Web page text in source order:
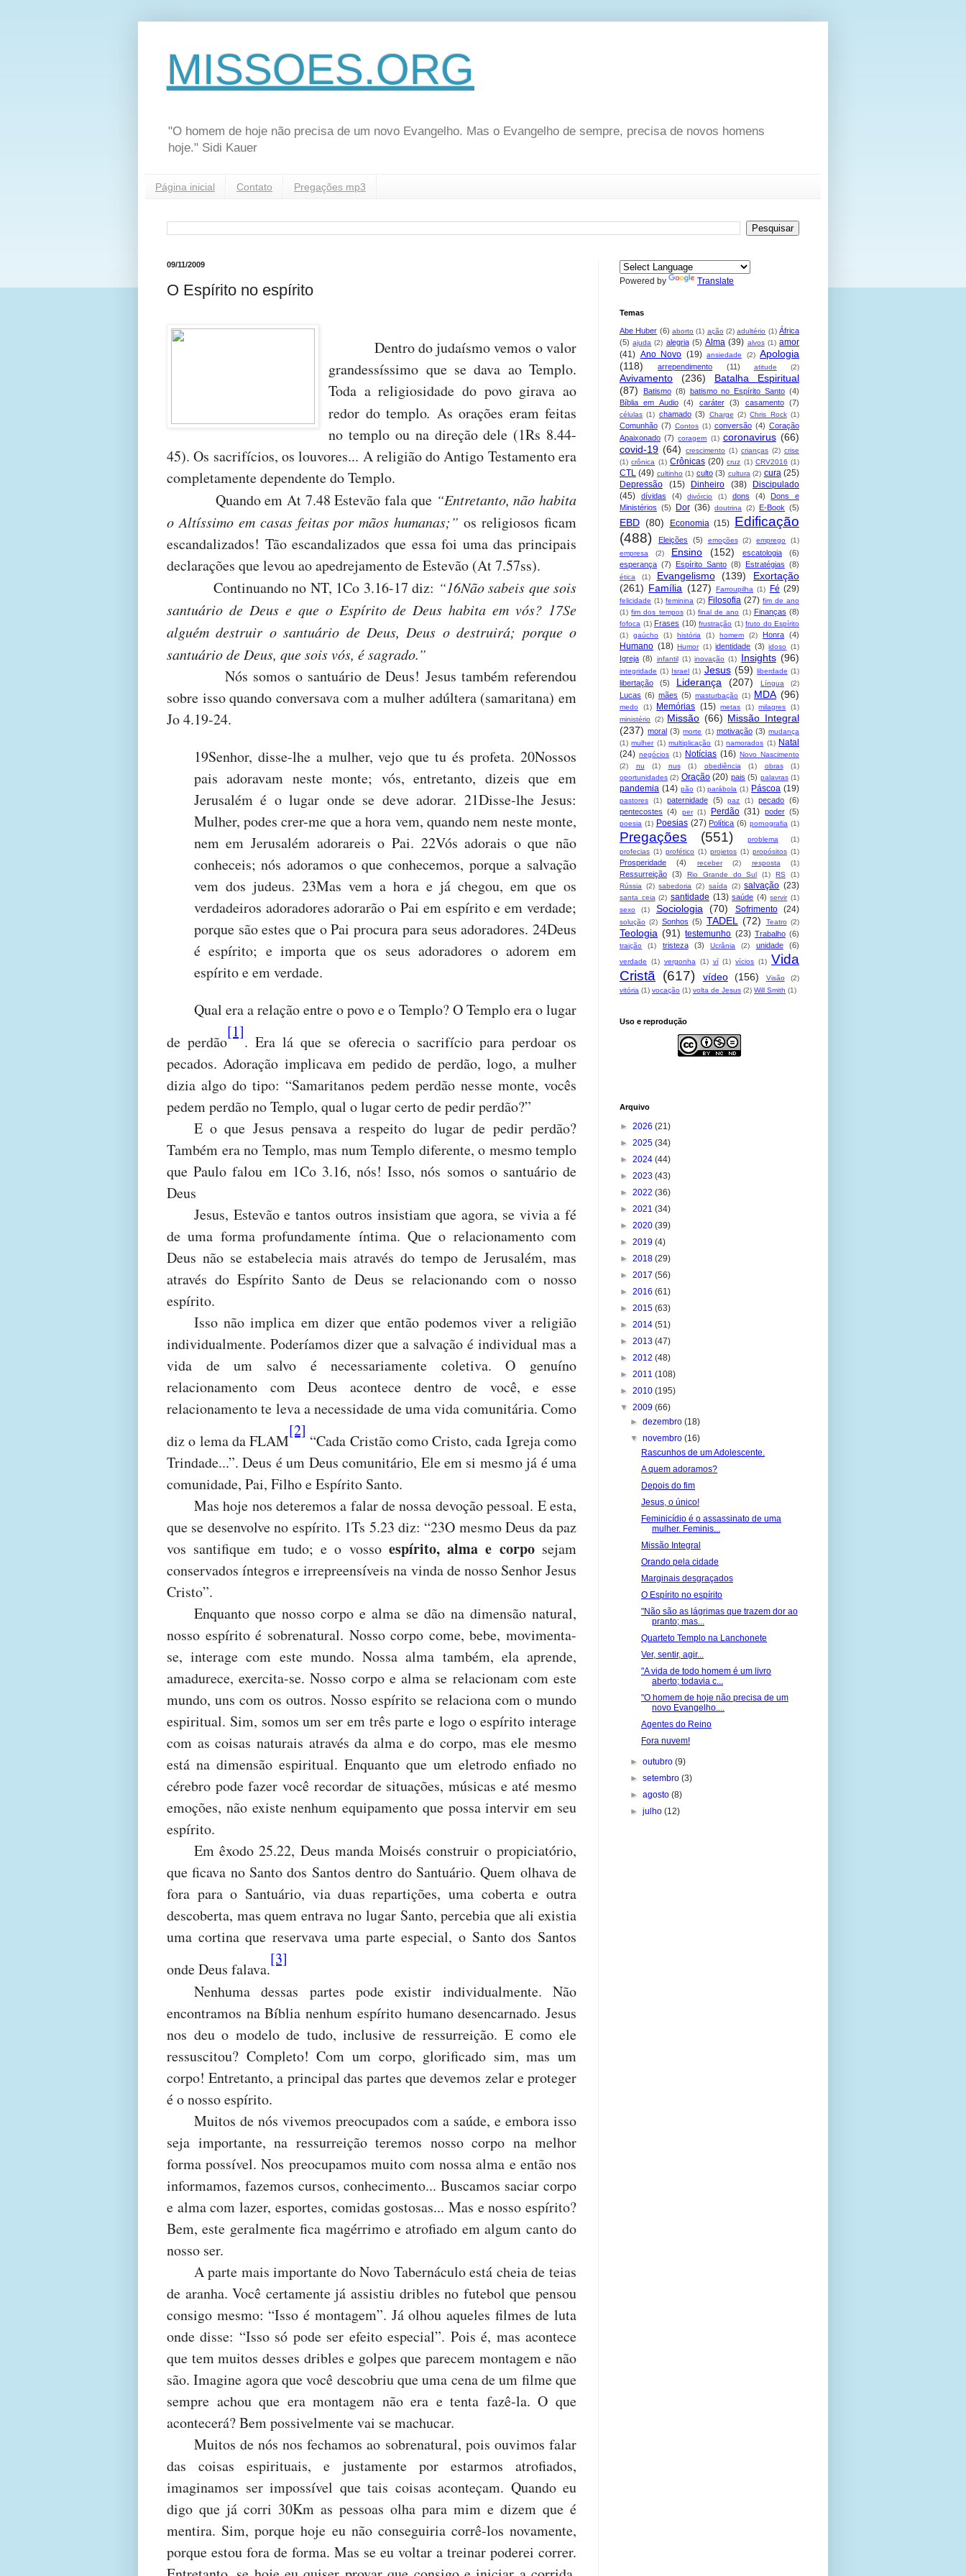
MISSOES.ORG
"O homem de hoje não precisa de um novo Evangelho. Mas o Evangelho de sempre, precisa de novos homens
hoje." Sidi Kauer
Página inicial Contato Pregações mp3
09/11/2009
O Espírito no espírito
Dentro do judaísmo vemos o valor
grandessíssimo que se dava ao Templo.
Toda a religiosidade do povo girava ao
redor do templo. As orações eram feitas
no templo ou na direção dele (1Rs 8.44-
45). Os sacrifícios, os louvores... A religião do Antigo Testamento era
completamente dependente do Templo.
Quando em At 7.48 Estevão fala que “Entretanto, não habita
o Altíssimo em casas feitas por mãos humanas;” os religiosos ficam
escandalizados! Tão escandalizados que essa foi uma das principais
declarações que levou ao apedrejamento de Estevão (At 7.57ss).
Continuando no NT, 1Co 3.16-17 diz: “16Não sabeis que sois
santuário de Deus e que o Espírito de Deus habita em vós? 17Se
alguém destruir o santuário de Deus, Deus o destruirá; porque o
santuário de Deus, que sois vós, é sagrado.”
Nós somos o santuário de Deus! Jesus também referendou
sobre isso quando conversava com a mulher adúltera (samaritana) em
Jo 4.19-24.
19Senhor, disse-lhe a mulher, vejo que tu és profeta. 20Nossos
pais adoravam neste monte; vós, entretanto, dizeis que em
Jerusalém é o lugar onde se deve adorar. 21Disse-lhe Jesus:
Mulher, podes crer-me que a hora vem, quando nem neste monte,
nem em Jerusalém adorareis o Pai. 22Vós adorais o que não
conheceis; nós adoramos o que conhecemos, porque a salvação
vem dos judeus. 23Mas vem a hora e já chegou, em que os
verdadeiros adoradores adorarão o Pai em espírito e em verdade;
porque são estes que o Pai procura para seus adoradores. 24Deus
é espírito; e importa que os seus adoradores o adorem em
espírito e em verdade.
Qual era a relação entre o povo e o Templo? O Templo era o lugar
de perdão
[1]
. Era lá que se oferecia o sacrifício para perdoar os
pecados. Adoração implicava em pedido de perdão, logo, a mulher
dizia algo do tipo: “Samaritanos pedem perdão nesse monte, vocês
pedem perdão no Templo, qual o lugar certo de pedir perdão?”
E o que Jesus pensava a respeito do lugar de pedir perdão?
Também era no Templo, mas num Templo diferente, o mesmo templo
que Paulo falou em 1Co 3.16, nós! Isso, nós somos o santuário de
Deus
Jesus, Estevão e tantos outros insistiam que agora, se vivia a fé
de uma forma profundamente íntima. Que o relacionamento com
Deus não se estabelecia mais através do tempo de Jerusalém, mas
através do Espírito Santo de Deus se relacionando com o nosso
espírito.
Isso não implica em dizer que então podemos viver a religião
individualmente. Poderíamos dizer que a salvação é individual mas a
vida de um salvo é necessariamente coletiva. O genuíno
relacionamento com Deus acontece dentro de você, e esse
relacionamento te leva a necessidade de uma vida comunitária. Como
diz o lema da FLAM
[2]
“Cada Cristão como Cristo, cada Igreja como
Trindade...”. Deus é um Deus comunitário, Ele em si mesmo já é uma
comunidade, Pai, Filho e Espírito Santo.
Mas hoje nos deteremos a falar de nossa devoção pessoal. E esta,
que se desenvolve no espírito. 1Ts 5.23 diz: “23O mesmo Deus da paz
vos santifique em tudo; e o vosso espírito, alma e corposejam
conservados íntegros e irrepreensíveis na vinda de nosso Senhor Jesus
Cristo”.
Enquanto que nosso corpo e alma se dão na dimensão natural,
nosso espírito é sobrenatural. Nosso corpo come, bebe, movimenta-
se, interage com este mundo. Nossa alma também, ela aprende,
amadurece, exercita-se. Nosso corpo e alma se relacionam com este
mundo, uns com os outros. Nosso espírito se relaciona com o mundo
espiritual. Sim, somos um ser em três parte e logo o espírito interage
com as coisas naturais através da alma e do corpo, mas ele mesmo
está na dimensão espiritual. Enquanto que um eletrodo enfiado no
cérebro pode fazer você recordar de situações, músicas e até mesmo
emoções, não existe nenhum equipamento que possa intervir em seu
espírito.
Em êxodo 25.22, Deus manda Moisés construir o propiciatório,
que ficava no Santo dos Santos dentro do Santuário. Quem olhava de
fora para o Santuário, via duas repartições, uma coberta e outra
descoberta, mas quem entrava no lugar Santo, percebia que ali existia
uma cortina que reservava uma parte especial, o Santo dos Santos
onde Deus falava.
[3]
Nenhuma dessas partes pode existir individualmente. Não
encontramos na Bíblia nenhum espírito humano desencarnado. Jesus
nos deu o modelo de tudo, inclusive de ressurreição. E como ele
ressuscitou? Completo! Com um corpo, glorificado sim, mas um
corpo! Entretanto, a principal das partes que devemos zelar e proteger
é o nosso espírito.
Muitos de nós vivemos preocupados com a saúde, e embora isso
seja importante, na ressurreição teremos nosso corpo na melhor
forma possível. Nos preocupamos muito com nossa alma e então nos
informamos, fazemos cursos, conhecimento... Buscamos saciar corpo
e alma com lazer, esportes, comidas gostosas... Mas e nosso espírito?
Bem, este geralmente fica magérrimo e atrofiado em algum canto do
nosso ser.
A parte mais importante do Novo Tabernáculo está cheia de teias
de aranha. Você certamente já assistiu dribles no futebol que pensou
consigo mesmo: “Isso é montagem”. Já olhou aqueles filmes de luta
onde disse: “Isso só pode ser efeito especial”. Pois é, mas acontece
que tem muitos desses dribles e golpes que parecem montagem e não
são. Imagine agora que você descobriu que uma cena de um filme que
sempre achou que era montagem não era e tenta fazê-la. O que
acontecerá? Bem possivelmente vai se machucar.
Muitos de nós nos fechamos ao sobrenatural, pois ouvimos falar
das coisas espirituais, e justamente por estarmos atrofiados,
imaginamos ser impossível que tais coisas aconteçam. Quando eu
digo que já corri 30Km as pessoas olha para mim e dizem que é
mentira. Sim, porque hoje eu não conseguiria corrê-los novamente,
porque estou fora de forma. Mas se eu voltar a treinar poderei correr.
Powered by Translate
Temas
Abe Huber (6) aborto (1) ação (2) adultério (1) África
(5) ajuda (2) alegria (5) Alma (39) alvos (1) amor
(41) Ano Novo (19) ansiedade (2) Apologia
(118)
arrependimento (11) atitude (2)
Avivamento (236)
Batalha Espiritual
(87)
Batismo (8) batismo no Espírito Santo (4)
Bíblia em Audio
(4) caráter (3) casamento (7)
células (1) chamado (3) Charge (2) Chris Rock (1)
Comunhão (7) Contos (1) conversão (4) Coração
Apaixonado (7) coragem (1) coronavirus (66)
covid-19 (64) crescimento (1) crianças (2) crise
(1) crônica (1) Crônicas (20) cruz (1) CRV2016 (1)
CTL (49) cultinho (1) culto (3) cultura (2) cura (25)
Depressão
(15) Dinheiro (38)
Discipulado
(45)
dívidas (4) divórcio (1) dons (4)
Dons e
Ministérios (5) Dor (36) doutrina (2) E-Book (5)
EBD (80) Economia (15) Edificação
(488)
Eleições (5) emoções (2) emprego
(1)
empresa
(2) Ensino (152) escatologia
(6)
esperança (7) Espírito Santo (8) Estratégias (8)
ética (1) Evangelismo (139)
Exortação
(261) Família (127) Farroupilha (1) Fé (29)
felicidade (1) feminina (2) Filosofia (27) fim de ano
(1) fim dos tempos (1) final de ano (1) Finanças (8)
fofoca (1) Frases (10) frustração (1) fruto do Espírito
(1)
gaúcho (1) história (1) homem (2) Honra (4)
Humano (18) Humor (1) identidade (3) idoso (1)
Igreja (8) infantil (1) inovação (1) Insights (96)
integridade (1) Israel (1) Jesus (59) liberdade (1)
libertação (5) Liderança (207) Língua (2)
Lucas (6) mães (5) masturbação (1) MDA (96)
medo (1) Memórias (15) metas (1) milagres
(1)
ministério
(2) Missão (66) Missão Integral
(237) moral (3) morte (1) motivação (3) mudança
(1) mulher (1) multiplicação (1) namorados (1) Natal
(24) negócios (1) Notícias (16) Novo Nascimento
(2)
nu (1) nus (1) obediência (1) obras
(1)
oportunidades (2) Oração (20) pais (5) palavras (1)
pandemia (14) pão (1) parábola (1) Páscoa (19)
pastores (1) paternidade (5) paz (1) pecado (6)
pentecostes
(4) per (1) Perdão (31) poder (5)
poesia (1) Poesias (27) Política (6) pornografia (1)
Pregações (551) problema
(1)
profecias (1) profético (1) projetos (1) propósitos (1)
Prosperidade (4) receber (2) resposta (1)
Ressurreição (3) Rio Grande do Sul (1) RS
(1)
Rússia
(2) sabedoria (2) saída (2) salvação (23)
santa ceia (2) santidade (13) saúde (4) servir (1)
sexo
(1) Sociologia (70) Sofrimento (24)
solução (2) Sonhos (5) TADEL (72) Teatro (2)
Teologia (91) testemunho (23) Trabalho (6)
traição (1) tristeza (3) Ucrânia (2) unidade (6)
verdade (1) vergonha (1) ví (1) vícios (1) Vida
Cristã (617) vídeo (156) Visão
(2)
vitória (1) vocação (1) volta de Jesus (2) Will Smith (1)
Uso e reprodução
Arquivo
► 2026 (21)
► 2025 (34)
► 2024 (44)
► 2023 (43)
► 2022 (36)
► 2021 (34)
► 2020 (39)
► 2019 (4)
► 2018 (29)
► 2017 (56)
► 2016 (61)
► 2015 (63)
► 2014 (51)
► 2013 (47)
► 2012 (48)
► 2011 (108)
► 2010 (195)
▼ 2009 (66)
►dezembro(18)
▼novembro(16)
Rascunhos de um Adolescente.
A quem adoramos?
Depois do fim
Jesus, o único!
Feminicídio é o assassinato de uma
mulher. Feminis...
Missão Integral
Orando pela cidade
Marginais desgraçados
O Espírito no espírito
"Não são as lágrimas que trazem dor ao
pranto; mas...
Quarteto Templo na Lanchonete
Ver, sentir, agir...
"A vida de todo homem é um livro
aberto; todavia c...
"O homem de hoje não precisa de um
novo Evangelho....
Agentes do Reino
Fora nuvem!
►outubro(9)
►setembro(3)
►agosto(8)
►julho(12)